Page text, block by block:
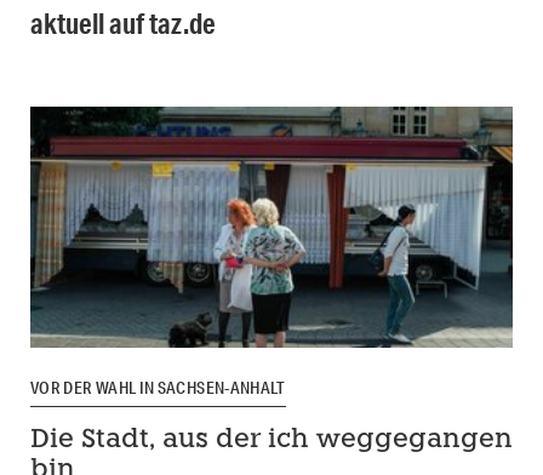
aktuell auf taz.de
VOR DER WAHL IN SACHSEN-ANHALT
Die Stadt, aus der ich weggegangen